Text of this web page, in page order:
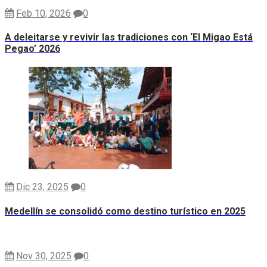
Feb 10, 2026 0
A deleitarse y revivir las tradiciones con ‘El Migao Está
Pegao’ 2026
Dic 23, 2025 0
Medellín se consolidó como destino turístico en 2025
Nov 30, 2025 0